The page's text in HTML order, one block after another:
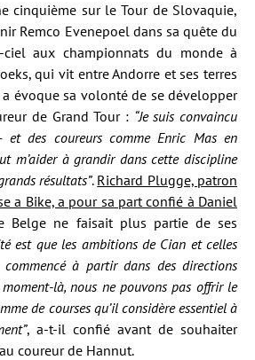
cinquième sur le Tour de Slovaquie,
Remco Evenepoel dans sa quête du
ciel aux championnats du monde à
qui vit entre Andorre et ses terres
évoque sa volonté de se développer
de Grand Tour : “Je suis convaincu
et des coureurs comme Enric Mas en
m’aider à grandir dans cette discipline
résultats”. Richard Plugge, patron
a Bike, a pour sa part confié à Daniel
Belge ne faisait plus partie de ses
est que les ambitions de Cian et celles
commencé à partir dans des directions
moment-là, nous ne pouvons pas offrir le
de courses qu’il considère essentiel à
, a-t-il confié avant de souhaiter
coureur de Hannut.